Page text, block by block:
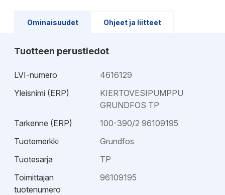
saakka.
Ominaisuudet Ohjeet ja liitteet
Tuotteen perustiedot
LVI-numero
4616129
Yleisnimi (ERP)
KIERTOVESIPUMPPU
GRUNDFOS TP
Tarkenne (ERP)
100-390/2 96109195
Tuotemerkki
Grundfos
Tuotesarja
TP
Toimittajan
tuotenumero
96109195